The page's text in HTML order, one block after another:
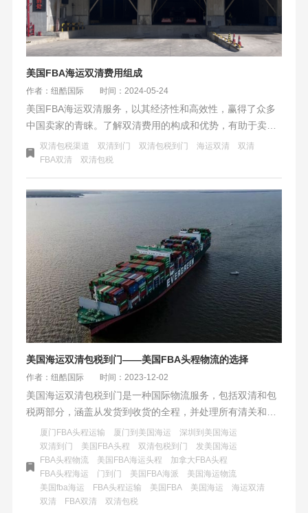
美国FBA海运双清费用组成
作者：纽酷国际 时间：2024-05-24
美国FBA海运双清服务，以其经济性和高效性，赢得了众多
中国卖家的青睐。了解双清费用的构成和优势，有助于卖家
做出明智的物流选择。同时，选择一个可靠的货代公司，是
确保货物安全、提升运输效率的关键。
双清包税渠道 双清到门 双清包税到门 海运双清
双清
FBA双清
双清包税
美国海运双清包税到门——美国FBA头程物流的选择
作者：纽酷国际 时间：2023-12-02
美国海运双清包税到门是一种国际物流服务，包括双清和包
税两部分，涵盖从发货到收货的全程，并处理所有清关和税
务问题。相对的是不包税到门服务，只负责运输，运费不包
括报关、清关和关税。
厦门FBA头程运输 厦门到美国海运
深圳到美国海运
双清到门
美国FBA头程 双清包税到门
发美国海运
FBA头程物流
美国FBA海运头程
加拿大FBA头程
FBA头程海运
门到门 美国FBA海派
美国海运物流
美国fba海运
FBA头程运输 美国FBA 美国海运
海运双清
双清
FBA双清 双清包税